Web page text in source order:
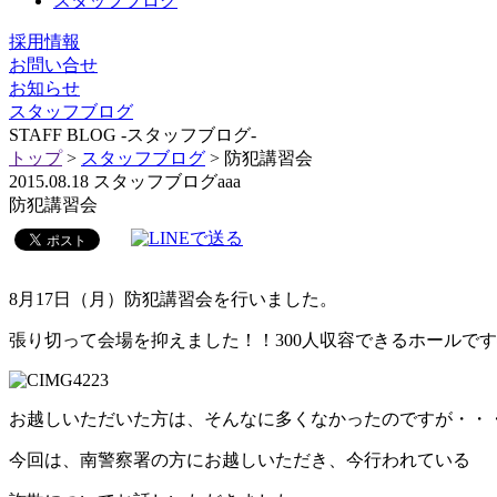
採用情報
お問い合せ
お知らせ
スタッフブログ
STAFF BLOG -スタッフブログ-
トップ> スタッフブログ > 防犯講習会
2015.08.18 スタッフブログaaa
防犯講習会
8月17日（月）防犯講習会を行いました。
張り切って会場を抑えました！！300人収容できるホールで
お越しいただいた方は、そんなに多くなかったのですが・・
今回は、南警察署の方にお越しいただき、今行われている